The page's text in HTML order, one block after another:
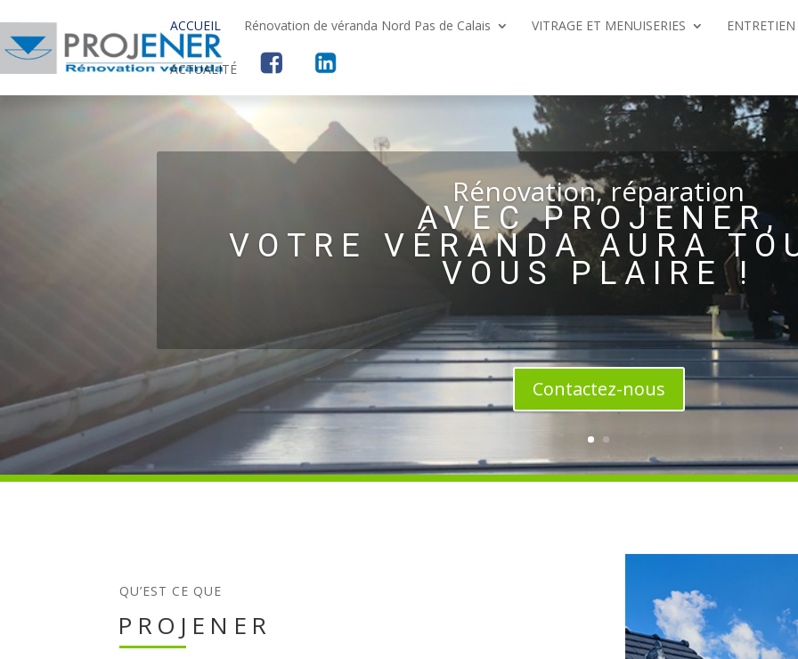
ACCUEIL Rénovation de véranda Nord Pas de Calais VITRAGE ET MENUISERIES ENTRETIEN
ACTUALITÉ
Rénovation, réparation
AVEC PROJENER,
VOTRE VÉRANDA AURA
VOUS PLAIRE !
Contactez-nous
QU’EST CE QUE
PROJENER